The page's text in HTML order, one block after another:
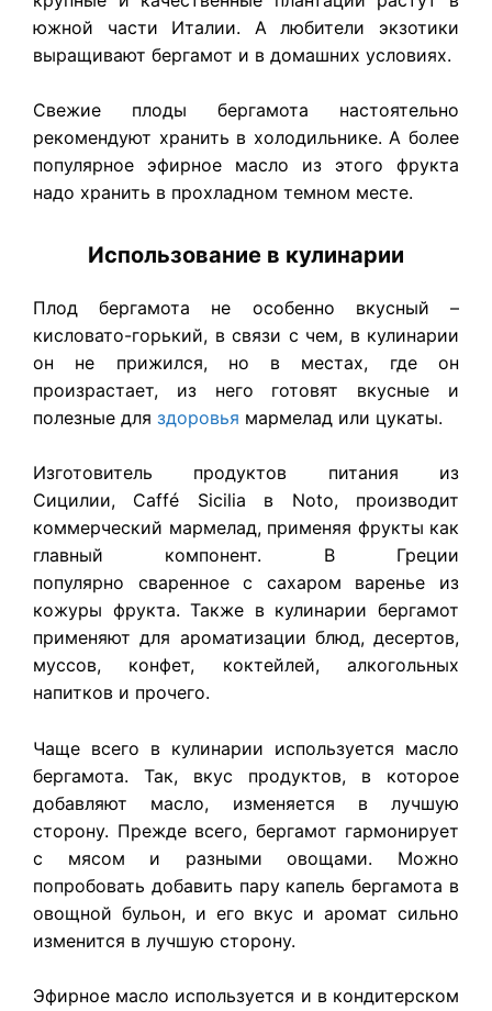
южной части Италии. А любители экзотики
выращивают бергамот и в домашних условиях.
Свежие плоды бергамота настоятельно
рекомендуют хранить в холодильнике. А более
популярное эфирное масло из этого фрукта
надо хранить в прохладном темном месте.
Использование в кулинарии
Плод бергамота не особенно вкусный –
кисловато-горький, в связи с чем, в кулинарии
он не прижился, но в местах, где он
произрастает, из него готовят вкусные и
полезные для здоровья мармелад или цукаты.
Изготовитель продуктов питания из
Сицилии, Caffé Sicilia в Noto, производит
коммерческий мармелад, применяя фрукты как
главный компонент. В Греции
популярно сваренное с сахаром варенье из
кожуры фрукта. Также в кулинарии бергамот
применяют для ароматизации блюд, десертов,
муссов, конфет, коктейлей, алкогольных
напитков и прочего.
Чаще всего в кулинарии используется масло
бергамота. Так, вкус продуктов, в которое
добавляют масло, изменяется в лучшую
сторону. Прежде всего, бергамот гармонирует
с мясом и разными овощами. Можно
попробовать добавить пару капель бергамота в
овощной бульон, и его вкус и аромат сильно
изменится в лучшую сторону.
Эфирное масло используется и в кондитерском